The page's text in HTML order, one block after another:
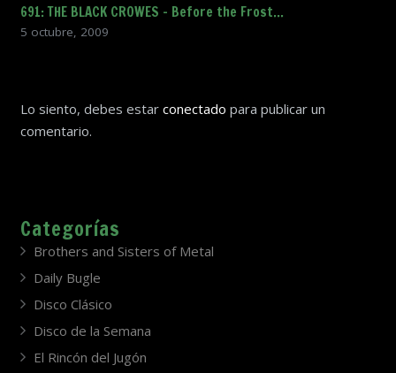
691: THE BLACK CROWES – Before the Frost…
5 octubre, 2009
Lo siento, debes estar conectado para publicar un
comentario.
Categorías
Brothers and Sisters of Metal
Daily Bugle
Disco Clásico
Disco de la Semana
El Rincón del Jugón